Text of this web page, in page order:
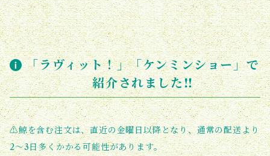
「ラヴィット！」「ケンミンショー」で
紹介されました‼︎
⚠️鯨を含む注文は、直近の金曜日以降となり、通常の配送より
2〜3日多くかかる可能性があります。